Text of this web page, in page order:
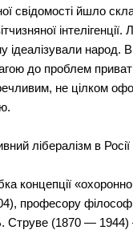
свідомості йшло
ідеалізували народ.
до проблем
не цілком
лібералізм в
концепції
професору
Струве (1870 — 1944)